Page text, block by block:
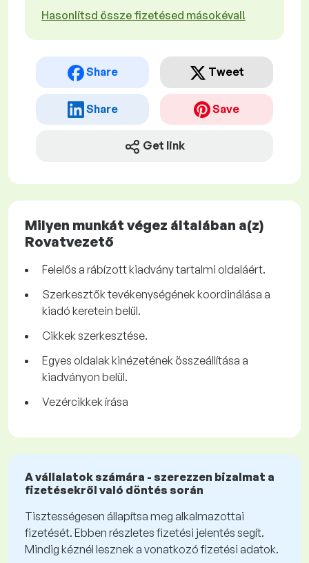
Hasonlítsd össze fizetésed másokéval!
Share Tweet
Share Save
Get link
Milyen munkát végez általában a(z)
Rovatvezető
Felelős a rábízott kiadvány tartalmi oldaláért.
Szerkesztők tevékenységének koordinálása a
kiadó keretein belül.
Cikkek szerkesztése.
Egyes oldalak kinézetének összeállítása a
kiadványon belül.
Vezércikkek írása
A vállalatok számára - szerezzen bizalmat a
fizetésekről való döntés során
Tisztességesen állapítsa meg alkalmazottai
fizetését. Ebben részletes fizetési jelentés segít.
Mindig kéznél lesznek a vonatkozó fizetési adatok.